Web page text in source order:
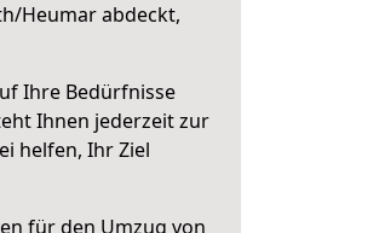
Heumar abdeckt,
Ihre Bedürfnisse
Ihnen jederzeit zur
helfen, Ihr Ziel
für den Umzug von